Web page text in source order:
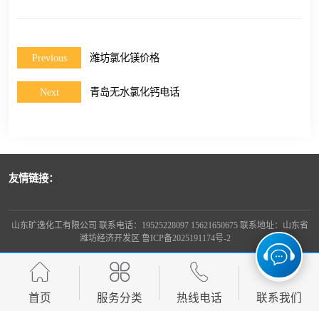
Previous 潍坊氯化镁价格
Next 青岛无水氯化钙电话
友情链接：
山东旷逸化工有限公司 联系电话：19525228097 15621650675 联系地址：山东省
潍坊经济开发区 鲁ICP备2025191174号-2
首页 服务分类 热线电话 联系我们